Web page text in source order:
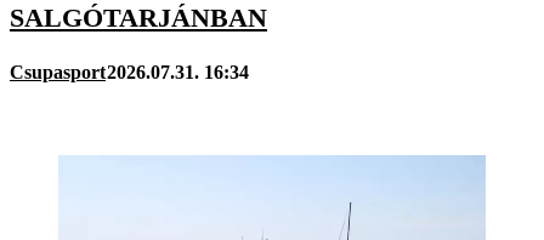
SALGÓTARJÁNBAN
Csupasport2026.07.31. 16:34